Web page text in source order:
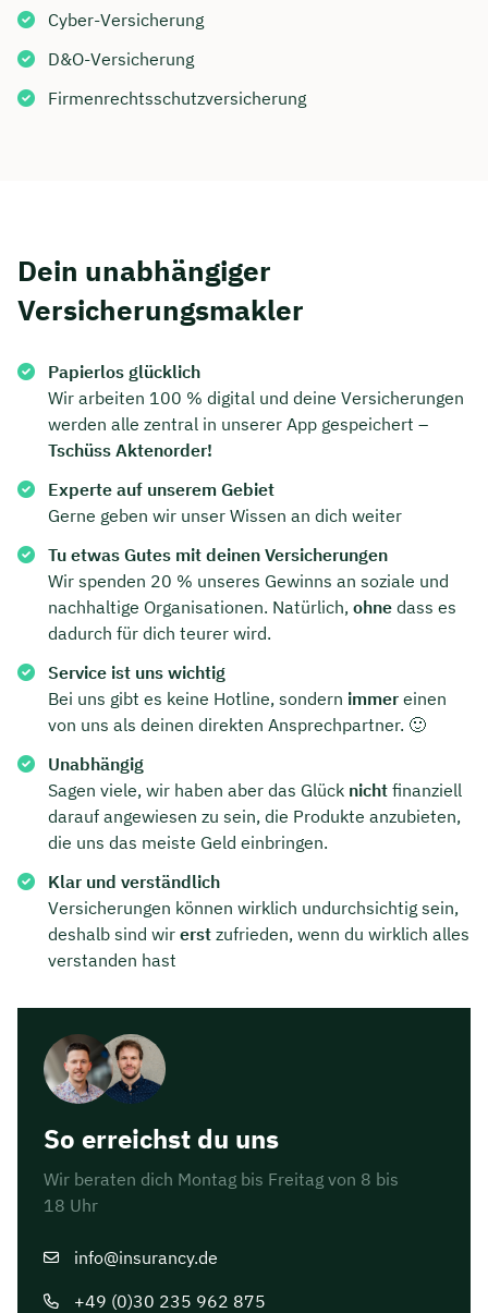
Cyber-Versicherung
D&O-Versicherung
Firmenrechtsschutzversicherung
Dein unabhängiger
Versicherungsmakler
Papierlos glücklich
Wir arbeiten 100 % digital und deine Versicherungen
werden alle zentral in unserer App gespeichert –
Tschüss Aktenorder!
Experte auf unserem Gebiet
Gerne geben wir unser Wissen an dich weiter
Tu etwas Gutes mit deinen Versicherungen
Wir spenden 20 % unseres Gewinns an soziale und
nachhaltige Organisationen. Natürlich, ohne dass es
dadurch für dich teurer wird.
Service ist uns wichtig
Bei uns gibt es keine Hotline, sondern immer einen
von uns als deinen direkten Ansprechpartner. 🙂
Unabhängig
Sagen viele, wir haben aber das Glück nicht finanziell
darauf angewiesen zu sein, die Produkte anzubieten,
die uns das meiste Geld einbringen.
Klar und verständlich
Versicherungen können wirklich undurchsichtig sein,
deshalb sind wir erst zufrieden, wenn du wirklich alles
verstanden hast
So erreichst du uns
Wir beraten dich Montag bis Freitag von 8 bis
18 Uhr
info@insurancy.de
+49 (0)30 235 962 875